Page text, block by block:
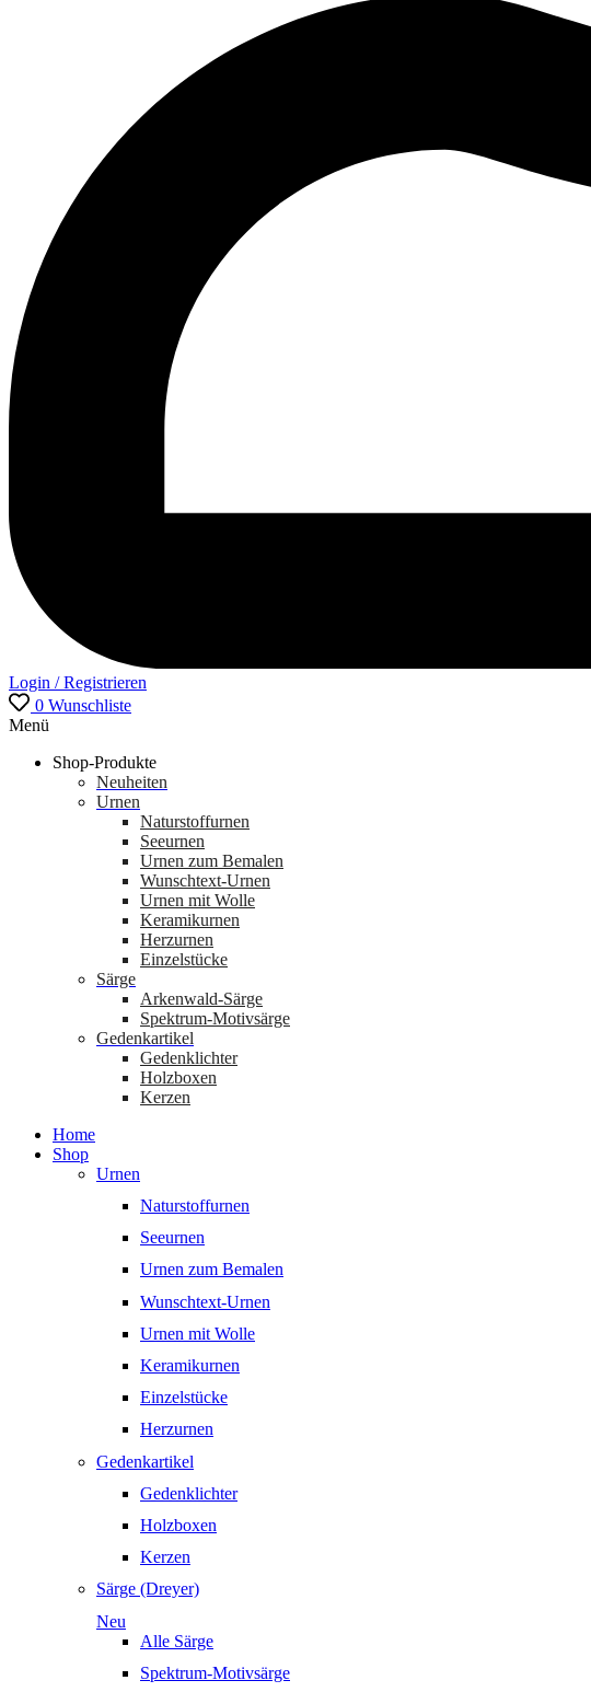
Login / Registrieren
0 Wunschliste
Menü
Shop-Produkte
Neuheiten
Urnen
Naturstoffurnen
Seeurnen
Urnen zum Bemalen
Wunschtext-Urnen
Urnen mit Wolle
Keramikurnen
Herzurnen
Einzelstücke
Särge
Arkenwald-Särge
Spektrum-Motivsärge
Gedenkartikel
Gedenklichter
Holzboxen
Kerzen
Home
Shop
Urnen
Naturstoffurnen
Seeurnen
Urnen zum Bemalen
Wunschtext-Urnen
Urnen mit Wolle
Keramikurnen
Einzelstücke
Herzurnen
Gedenkartikel
Gedenklichter
Holzboxen
Kerzen
Särge (Dreyer)
Neu
Alle Särge
Spektrum-Motivsärge